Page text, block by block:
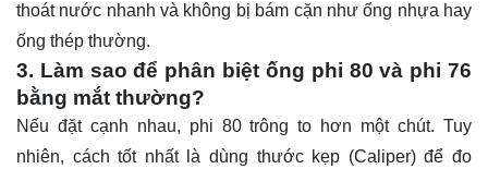
thoát nước nhanh và không bị bám cặn như ống nhựa hay
ống thép thường.
3. Làm sao để phân biệt ống phi 80 và phi 76
bằng mắt thường?
Nếu đặt cạnh nhau, phi 80 trông to hơn một chút. Tuy
nhiên, cách tốt nhất là dùng thước kẹp (Caliper) để đo